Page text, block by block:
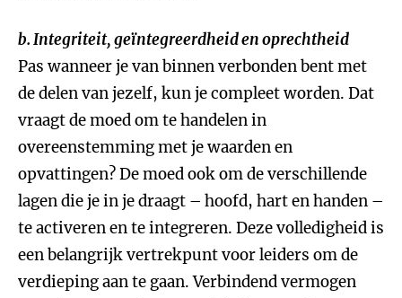
b. Integriteit, geïntegreerdheid en oprechtheid
Pas wanneer je van binnen verbonden bent met
de delen van jezelf, kun je compleet worden. Dat
vraagt de moed om te handelen in
overeenstemming met je waarden en
opvattingen? De moed ook om de verschillende
lagen die je in je draagt – hoofd, hart en handen –
te activeren en te integreren. Deze volledigheid is
een belangrijk vertrekpunt voor leiders om de
verdieping aan te gaan. Verbindend vermogen